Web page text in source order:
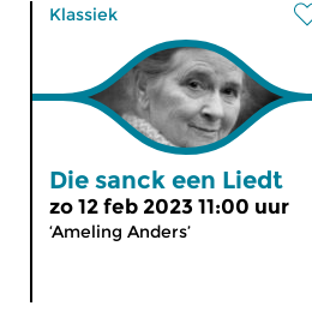
Klassiek
Die sanck een Liedt
zo 12 feb 2023 11:00 uur
‘Ameling Anders’